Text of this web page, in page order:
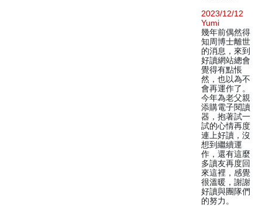
2023/12/12
Yumi
幾年前偶然得
知周博士離世
的消息，來到
好讀網站總會
覺得有點悵
然，也以為不
會再運作了。
今年為老父親
添購電子閱讀
器，抱著試一
試的心情再度
連上好讀，沒
想到繼續運
作，還有這麼
多讀友再度回
來這裡，感覺
很溫暖，謝謝
好讀與團隊們
的努力。